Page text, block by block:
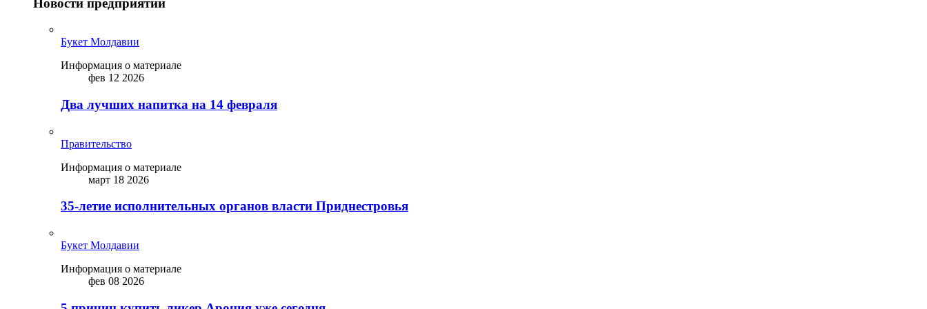
Букет Молдавии
Информация о материале
фев 12 2026
Два лучших напитка на 14 февраля
Правительство
Информация о материале
март 18 2026
35-летие исполнительных органов власти Приднестровья
Букет Молдавии
Информация о материале
фев 08 2026